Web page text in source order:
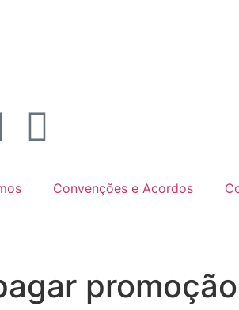
Convenções e Acordos